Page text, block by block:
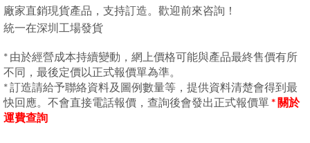
廠家直銷現貨產品，支持訂造。歡迎前來咨詢！
統一在深圳工場發貨
* 由於經營成本持續變動，網上價格可能與產品最終售價有所
不同，最後定價以正式報價單為準。
* 訂造請給予聯絡資料及圖例數量等，提供資料清楚會得到最
快回應。不會直接電話報價，查詢後會發出正式報價單* 關於
運費查詢